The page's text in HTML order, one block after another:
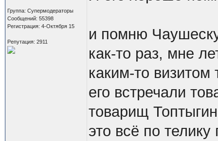
Группа: Супермодераторы
Сообщений: 55398
Регистрация: 4-Октября 15
Репутация: 2911
и помню
как-то раз, мне
каким-то
его встречали
товарищ
это всё по телику